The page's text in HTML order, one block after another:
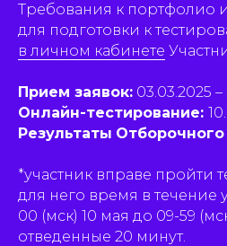
Требования к портфолио
для подготовки к
в личном кабинете
Прием заявок: 03.03.2025
Онлайн-тестирование:
Результаты Отборочного
*участник вправе пройти
для него время в течение
00 (мск) 10 мая до 09-59
отведенные 20 минут.